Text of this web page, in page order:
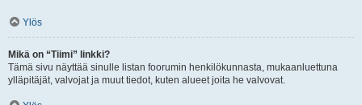
Ylös
Mikä on “Tiimi” linkki?
Tämä sivu näyttää sinulle listan foorumin henkilökunnasta, mukaanluettuna
ylläpitäjät, valvojat ja muut tiedot, kuten alueet joita he valvovat.